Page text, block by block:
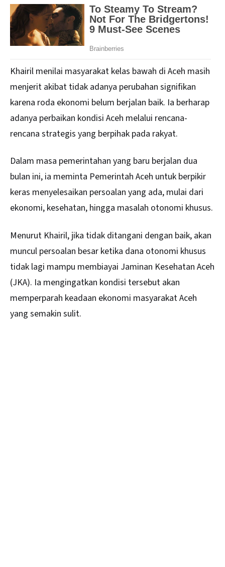
Khairil menilai masyarakat kelas bawah di Aceh masih
menjerit akibat tidak adanya perubahan signifikan
karena roda ekonomi belum berjalan baik. Ia berharap
adanya perbaikan kondisi Aceh melalui rencana-
rencana strategis yang berpihak pada rakyat.
Dalam masa pemerintahan yang baru berjalan dua
bulan ini, ia meminta Pemerintah Aceh untuk berpikir
keras menyelesaikan persoalan yang ada, mulai dari
ekonomi, kesehatan, hingga masalah otonomi khusus.
Menurut Khairil, jika tidak ditangani dengan baik, akan
muncul persoalan besar ketika dana otonomi khusus
tidak lagi mampu membiayai Jaminan Kesehatan Aceh
(JKA). Ia mengingatkan kondisi tersebut akan
memperparah keadaan ekonomi masyarakat Aceh
yang semakin sulit.